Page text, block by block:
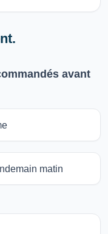
avant
matin